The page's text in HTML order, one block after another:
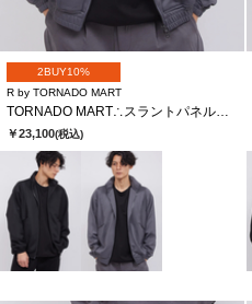
2BUY10%
R by TORNADO MART
￥23,100(税込)